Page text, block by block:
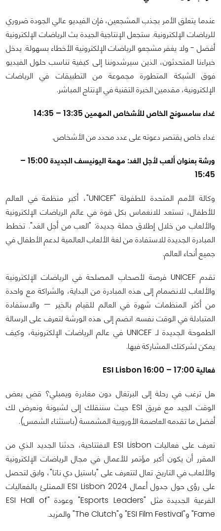
عندما يتعلق الأمر بجذب المشجعين، فإن الفيديو عالي الجودة ضروري
للرياضات الإلكترونية. ستجعل الإنتاجية الجيدة بث الرياضات الإلكترونية
أفضل - ولا يغفر مشجعو الرياضات الإلكترونية الأخطاء بسهولة. يدخل
خبراءنا المتحدثون، الذين سيرشدوننا إلى كيفية تناسب حلول الفيديو
فوق الشبكة المتطورة مجموعة من التطبيقات في الرياضات
الإلكترونية، مقدمين الخبرة التقنية في الإنتاج المباشر.
غداء سامسونج الخاص للأشخاص المهمين 13:35 – 14:35
غداء خاص يقتصر دعوته على عدد محدد من الأشخاص.
ورشة بعنوان ألعب لأجل الغد: مهمة اليونيسف الجديدة 15:00 –
15:45
وكالة الأمم المتحدة للطفولة "UNICEF"، أكبر منظمة في العالم
للأطفال، تستعد للانغماس بكل قوة في عالم الرياضات الإلكترونية
والألعاب من خلال إطلاق حملة جديدة: "العب من أجل الغد". تخطط
المبادرة الجديدة للاستفادة من لغة الألعاب العالمية لدعم الأطفال في
جميع أنحاء العالم.
تقدم UNICEF فرصة لأصحاب المصلحة في الرياضات الإلكترونية
والألعاب للانضمام إلى هذه المبادرة من البداية، والشراكة مع واحدة
من أكثر المنظمات شهرة في العالم للقيام بالخير — والاستفادة
المتبادلة في الوقت نفسه. انضم إلى هذه الورشة لتعرف على الرسالة
الطموحة الجديدة لـ UNICEF في عالم الرياضات الإلكترونية، وكيف
يمكن لشركتك المشاركة فيها.
فعالية ESI Lisbon 16:00 – 17:00
هل ترغب في رحلة إلى البرتغال دون مغادرة ويمبلي؟ قضِ بعض
الوقت الجيد مع فريق ESI حيث سننقلك إلى لشبونة ونعرض لك
أفضل ما تقدمه العاصمة الأوروبية المشمسة (باستثناء الشمس).
تعرف على فعاليات ESI Lisbon الافتتاحية، حدثنا الجديد الذي من
المقرر أن يكون أكبر مؤتمر للأعمال في مجال الرياضات الإلكترونية
والألعاب في التاريخ. تعال لتتعرف على "باستيل دي ناتا"، وابق لتحصل
على رؤى حول جدول أعمال ESI Lisbon 2024 الممتلئ بالفعاليات
الفرعية الجديدة مثل "Esports Leaders" وعودة "ESI Hall of
Fame" و"ESI Film Festival" و"The Clutch" والمزيد.